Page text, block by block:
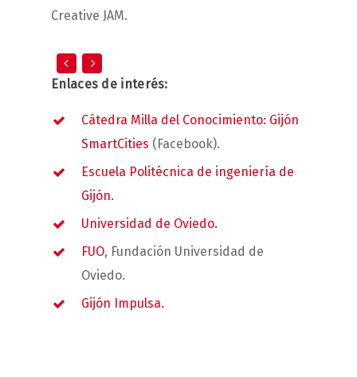
Creative JAM.
Enlaces de interés:
Cátedra Milla del Conocimiento: Gijón
SmartCities (Facebook).
Escuela Politécnica de ingeniería de
Gijón.
Universidad de Oviedo.
FUO, Fundación Universidad de
Oviedo.
Gijón Impulsa.